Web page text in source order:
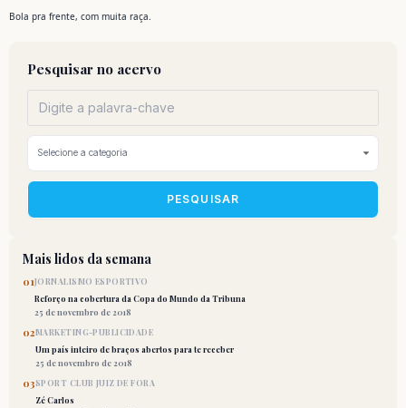
Bola pra frente, com muita raça.
Pesquisar no acervo
PESQUISAR
Mais lidos da semana
01JORNALISMO ESPORTIVO
Reforço na cobertura da Copa do Mundo da Tribuna
25 de novembro de 2018
02MARKETING-PUBLICIDADE
Um país inteiro de braços abertos para te receber
25 de novembro de 2018
03SPORT CLUB JUIZ DE FORA
Zé Carlos